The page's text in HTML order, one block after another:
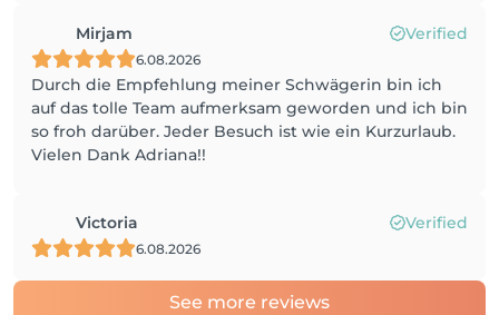
Mirjam Verified
6.08.2026
Durch die Empfehlung meiner Schwägerin bin ich
auf das tolle Team aufmerksam geworden und ich bin
so froh darüber. Jeder Besuch ist wie ein Kurzurlaub.
Vielen Dank Adriana!!
Victoria Verified
6.08.2026
See more reviews